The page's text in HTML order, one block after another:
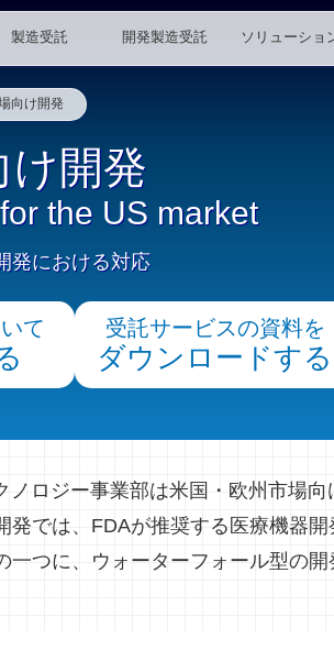
製造受託 開発製造受託 ソリューショ
向け開発
け開発
the US market
発における対応
て 受託サービスの資料を
ダウンロードする
ノロジー事業部は米国・欧州市場
発では、FDAが推奨する医療機器
一つに、ウォーターフォール型の